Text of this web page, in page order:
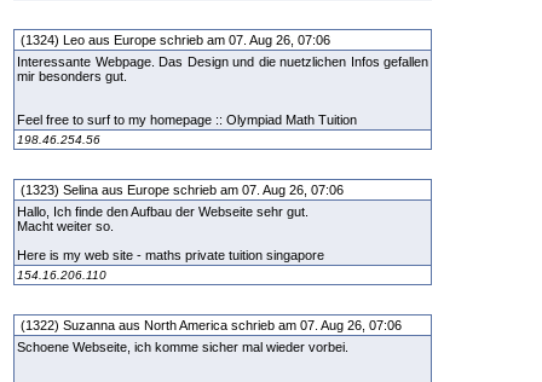
(1324) Leo aus Europe schrieb am 07. Aug 26, 07:06
Interessante Webpage. Das Design und die nuetzlichen Infos gefallen
mir besonders gut.
Feel free to surf to my homepage :: Olympiad Math Tuition
198.46.254.56
(1323) Selina aus Europe schrieb am 07. Aug 26, 07:06
Hallo, Ich finde den Aufbau der Webseite sehr gut.
Macht weiter so.
Here is my web site - maths private tuition singapore
154.16.206.110
(1322) Suzanna aus North America schrieb am 07. Aug 26, 07:06
Schoene Webseite, ich komme sicher mal wieder vorbei.